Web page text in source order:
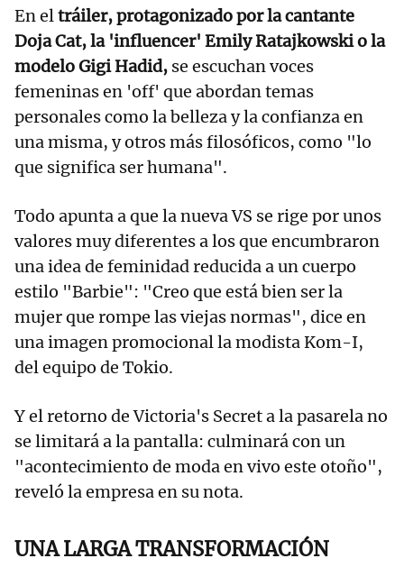
En eltráiler, protagonizado por la cantante
Doja Cat, la 'influencer' Emily Ratajkowski o la
modelo Gigi Hadid, se escuchan voces
femeninas en 'off' que abordan temas
personales como la belleza y la confianza en
una misma, y otros más filosóficos, como "lo
que significa ser humana".
Todo apunta a que la nueva VS se rige por unos
valores muy diferentes a los que encumbraron
una idea de feminidad reducida a un cuerpo
estilo "Barbie": "Creo que está bien ser la
mujer que rompe las viejas normas", dice en
una imagen promocional la modista Kom-I,
del equipo de Tokio.
Y el retorno de Victoria's Secret a la pasarela no
se limitará a la pantalla: culminará con un
"acontecimiento de moda en vivo este otoño",
reveló la empresa en su nota.
UNA LARGA TRANSFORMACIÓN